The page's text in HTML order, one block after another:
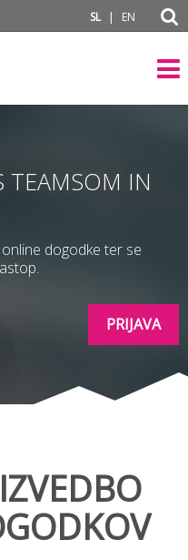
SL | EN
TEAMSOM IN
dogodke ter se
PRIJAVA